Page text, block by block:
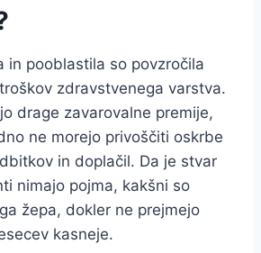
in pooblastila so povzročila
zdravstvenega varstva.
drage zavarovalne premije,
ne morejo privoščiti oskrbe
in doplačil. Da je stvar
nimajo pojma, kakšni so
žepa, dokler ne prejmejo
kasneje.